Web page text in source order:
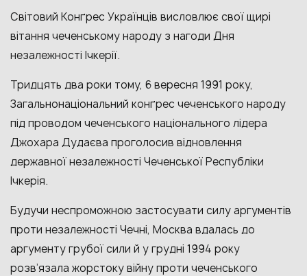
Світовий Конґрес Українців висловлює свої щирі
вітання чеченському народу з нагоди Дня
незалежності Ічкерії.
Тридцять два роки тому, 6 вересня 1991 року,
Загальнонаціональний конґрес чеченського народу
під проводом чеченського національного лідера
Джохара Дудаєва проголосив відновлення
державної незалежності Чеченської Республіки
Ічкерія.
Будучи неспроможною застосувати силу аргументів
проти незалежності Чечні, Москва вдалась до
аргументу грубої сили й у грудні 1994 року
розв’язала жорстоку війну проти чеченського